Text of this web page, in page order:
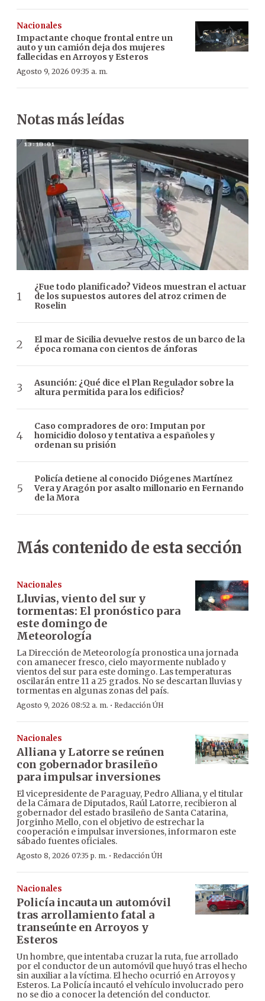
Nacionales
Impactante choque frontal entre un
auto y un camión deja dos mujeres
fallecidas en Arroyos y Esteros
Agosto 9, 2026 09:35 a. m.
Notas más leídas
¿Fue todo planificado? Videos muestran el actuar
de los supuestos autores del atroz crimen de
Roselin
El mar de Sicilia devuelve restos de un barco de la
época romana con cientos de ánforas
Asunción: ¿Qué dice el Plan Regulador sobre la
altura permitida para los edificios?
Caso compradores de oro: Imputan por
homicidio doloso y tentativa a españoles y
ordenan su prisión
Policía detiene al conocido Diógenes Martínez
Vera y Aragón por asalto millonario en Fernando
de la Mora
Más contenido de esta sección
Nacionales
Lluvias, viento del sur y
tormentas: El pronóstico para
este domingo de
Meteorología
La Dirección de Meteorología pronostica una jornada
con amanecer fresco, cielo mayormente nublado y
vientos del sur para este domingo. Las temperaturas
oscilarán entre 11 a 25 grados. No se descartan lluvias y
tormentas en algunas zonas del país.
Agosto 9, 2026 08:52 a. m. · Redacción ÚH
Nacionales
Alliana y Latorre se reúnen
con gobernador brasileño
para impulsar inversiones
El vicepresidente de Paraguay, Pedro Alliana, y el titular
de la Cámara de Diputados, Raúl Latorre, recibieron al
gobernador del estado brasileño de Santa Catarina,
Jorginho Mello, con el objetivo de estrechar la
cooperación e impulsar inversiones, informaron este
sábado fuentes oficiales.
Agosto 8, 2026 07:35 p. m. · Redacción ÚH
Nacionales
Policía incauta un automóvil
tras arrollamiento fatal a
transeúnte en Arroyos y
Esteros
Un hombre, que intentaba cruzar la ruta, fue arrollado
por el conductor de un automóvil que huyó tras el hecho
sin auxiliar a la víctima. El hecho ocurrió en Arroyos y
Esteros. La Policía incautó el vehículo involucrado pero
no se dio a conocer la detención del conductor.